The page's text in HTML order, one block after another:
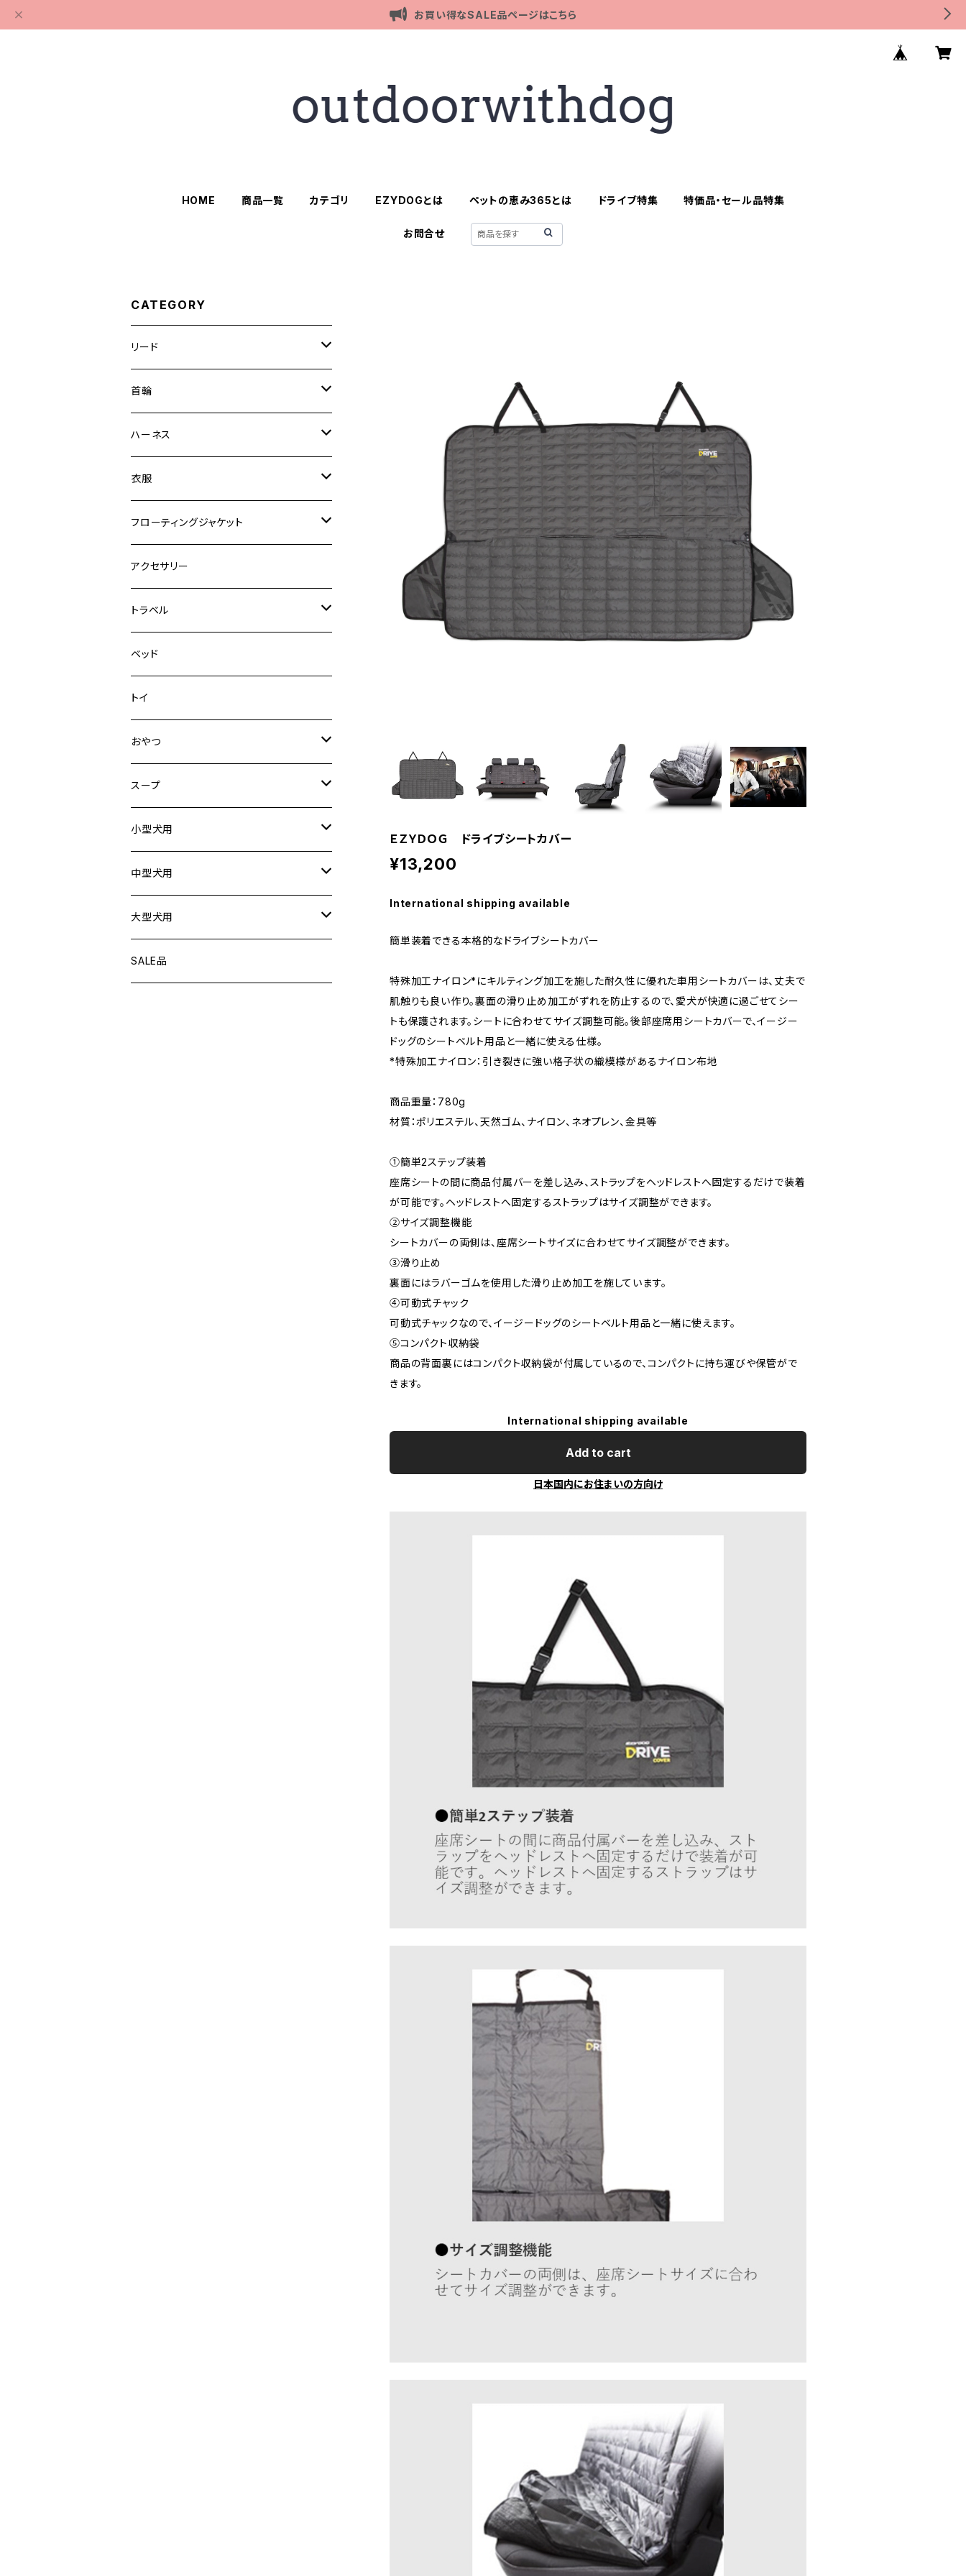
お買い得なSALE品ページはこちら
HOME 商品一覧 カテゴリ EZYDOGとは ペットの恵み365とは ドライブ特集 特価品・セール品特集
お問合せ
ＥＺＹＤＯＧ ドライブシートカバー
¥13,200
International shipping available
簡単装着できる本格的なドライブシートカバー
特殊加工ナイロン*にキルティング加工を施した耐久性に優れた車用シートカバーは、丈夫で
肌触りも良い作り。裏面の滑り止め加工がずれを防止するので、愛犬が快適に過ごせてシー
トも保護されます。シートに合わせてサイズ調整可能。後部座席用シートカバーで、イージー
ドッグのシートベルト用品と一緒に使える仕様。
*特殊加工ナイロン：引き裂きに強い格子状の織模様があるナイロン布地
商品重量：780g
材質：ポリエステル、天然ゴム、ナイロン、ネオプレン、金具等
①簡単2ステップ装着
座席シートの間に商品付属バーを差し込み、ストラップをヘッドレストへ固定するだけで装着
が可能です。ヘッドレストへ固定するストラップはサイズ調整ができます。
②サイズ調整機能
シートカバーの両側は、座席シートサイズに合わせてサイズ調整ができます。
③滑り止め
裏面にはラバーゴムを使用した滑り止め加工を施しています。
④可動式チャック
可動式チャックなので、イージードッグのシートベルト用品と一緒に使えます。
⑤コンパクト収納袋
商品の背面裏にはコンパクト収納袋が付属しているので、コンパクトに持ち運びや保管がで
きます。
International shipping available
Add to cart
日本国内にお住まいの方向け
CATEGORY
リード
エッセンシャル
ゼロショック
ロードランナー
ヴァリオ
デニム＆コーデュロイ
その他
首輪
エッセンシャル
ネオカラー
ダブルロックカラー
デニム＆コーデュロイ
その他
ハーネス
エッセンシャル
ハーネス
クイックハーネス
メッシュフィットハーネス
デニム＆コーデュロイ
その他
衣服
ラッシュガード
フローティングジャケット
DFDブースト
アクセサリー
トラベル
ドライブハーネス
カーシートアタッチメント
クリック
ドライブシートカバー
ドライブボックス
ベッド
トイ
おやつ
犬用
猫用
スープ
犬用
猫用
小型犬用
リード
首輪
ハーネス
中型犬用
リード
首輪
大型犬用
リード
SALE品